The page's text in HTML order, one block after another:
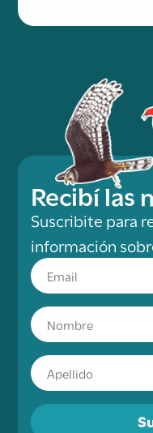
Recibí las
Suscribite para
información